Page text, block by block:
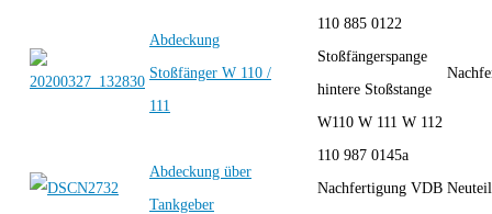
Abdeckung
Stoßfänger W 110 /
111
110 885 0122
Stoßfängerspange
hintere Stoßstange
W110 W 111 W 112
Abdeckung über
Tankgeber
110 987 0145a
Nachfertigung VDB